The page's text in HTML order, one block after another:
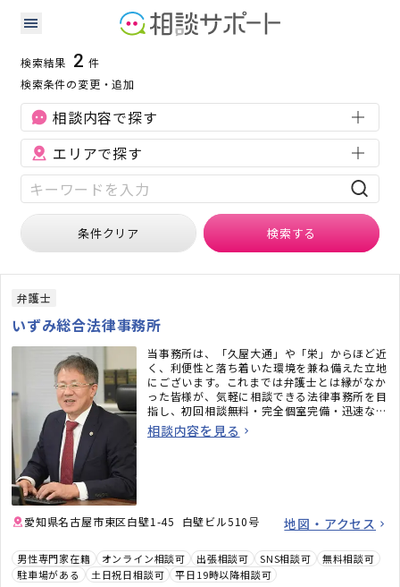
栃木県の知的財産に強い専門家の検索結果
知的財産
検索結果 2 件
検索条件の変更・追加
相談内容で探す
エリアで探す
条件クリア 検索する
弁護士
いずみ総合法律事務所
当事務所は、「久屋大通」や「栄」からほど近
く、利便性と落ち着いた環境を兼ね備えた立地
にございます。これまでは弁護士とは縁がなか
った皆様が、気軽に相談できる法律事務所を目
指し、初回相談無料・完全個室完備・迅速なメ
ール対応など、相談しやすい環境も整えていま
す。「弁護士に相談するべきかわからない」と
相談内容を見る
愛知県名古屋市東区白壁1-45 白壁ビル510号 地図・アクセス
男性専門家在籍 オンライン相談可 出張相談可 SNS相談可
無料相談可
駐車場がある
土日祝日相談可 平日19時以降相談可